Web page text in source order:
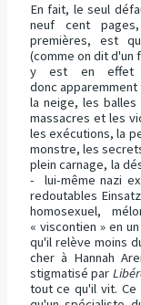
En fait, le seul
neuf cent
premières, est
(comme on dit d'un
y est en
donc
la neige, les
massacres et les
les exécutions, la
monstre, les
plein carnage, la
- lui-même nazi
redoutables
homosexuel,
« viscontien » en
qu'il relève moins
cher à Hannah
stigmatisé par
tout ce qu'il vit. Ce